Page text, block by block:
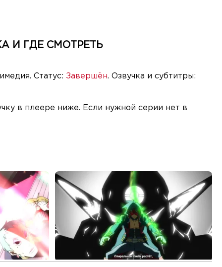
И ГДЕ СМОТРЕТЬ
Статус: Завершён. Озвучка и субтитры:
в плеере ниже. Если нужной серии нет в